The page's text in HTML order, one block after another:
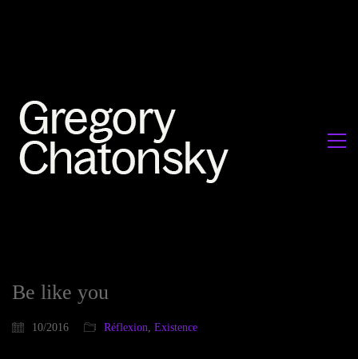
Be like you
10/2016 Réflexion, Existence